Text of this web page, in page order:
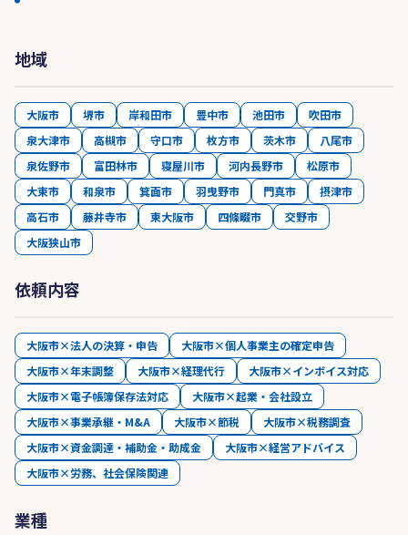
地域
大阪市 堺市 岸和田市 豊中市 池田市
吹田市
泉大津市
高槻市 守口市 枚方市 茨木市
八尾市
泉佐野市
富田林市 寝屋川市 河内長野市
松原市
大東市
和泉市 箕面市 羽曳野市 門真市
摂津市
高石市
藤井寺市 東大阪市 四條畷市
交野市
大阪狭山市
依頼内容
大阪市×法人の決算・申告
大阪市×個人事業主の確定申告
大阪市×年末調整
大阪市×経理代行
大阪市×インボイス対応
大阪市×電子帳簿保存法対応
大阪市×起業・会社設立
大阪市×事業承継・M&A
大阪市×節税
大阪市×税務調査
大阪市×資金調達・補助金・助成金
大阪市×経営アドバイス
大阪市×労務、社会保険関連
業種